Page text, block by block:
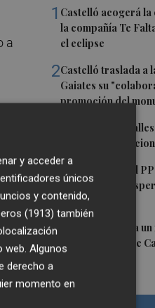
1 Castelló acogerá
la compañía Te
el eclipse
2Castelló traslada a
Gaiates su
promoción del
Talleres,
celebra su
4 El PSPV acusa al
31 % la lista de
de Castellón
5
El PSPV reclama
para la ciudad de
a
y acceder a
únicos
y contenido,
(1913) también
web. Algunos
derecho a
momento en